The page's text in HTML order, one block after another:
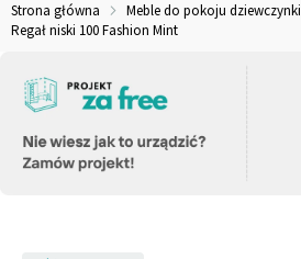
Strona główna
Meble do pokoju dziewczynki
Regał niski 100 Fashion Mint
Wszystkie Kolekcje
Szafa
Materace